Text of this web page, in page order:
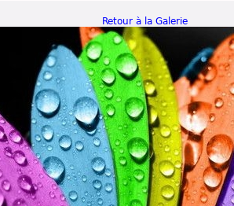
Retour à la Galerie